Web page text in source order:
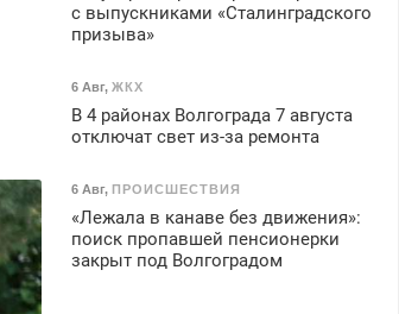
с выпускниками «Сталинградского
призыва»
6 Авг, ЖКХ
В 4 районах Волгограда 7 августа
отключат свет из-за ремонта
6 Авг, ПРОИСШЕСТВИЯ
«Лежала в канаве без движения»:
поиск пропавшей пенсионерки
закрыт под Волгоградом